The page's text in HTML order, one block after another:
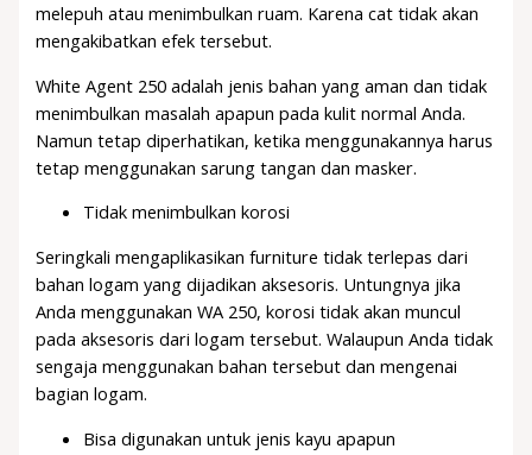
melepuh atau menimbulkan ruam. Karena cat tidak akan
mengakibatkan efek tersebut.
White Agent 250 adalah jenis bahan yang aman dan tidak
menimbulkan masalah apapun pada kulit normal Anda.
Namun tetap diperhatikan, ketika menggunakannya harus
tetap menggunakan sarung tangan dan masker.
Tidak menimbulkan korosi
Seringkali mengaplikasikan furniture tidak terlepas dari
bahan logam yang dijadikan aksesoris. Untungnya jika
Anda menggunakan WA 250, korosi tidak akan muncul
pada aksesoris dari logam tersebut. Walaupun Anda tidak
sengaja menggunakan bahan tersebut dan mengenai
bagian logam.
Bisa digunakan untuk jenis kayu apapun